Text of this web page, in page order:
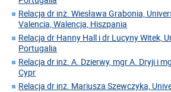
Relacja dr inż. Wiesława Grabonia,
Valencia, Walencja, Hiszpania
Relacja dr Hanny Hall i dr Lucyny Witek,
Portugalia
Relacja dr inż. A. Dzierwy, mgr A. Dryji i
Cypr
Relacja dr inż. Mariusza Szewczyka,